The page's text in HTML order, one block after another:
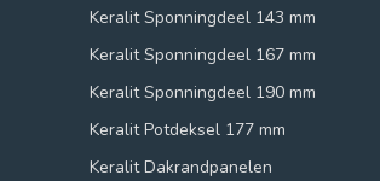
Keralit Sponningdeel 143 mm
Keralit Sponningdeel 167 mm
Keralit Sponningdeel 190 mm
Keralit Potdeksel 177 mm
Keralit Dakrandpanelen